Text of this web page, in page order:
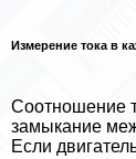
Измерение тока в
Соотношение
замыкание
Если